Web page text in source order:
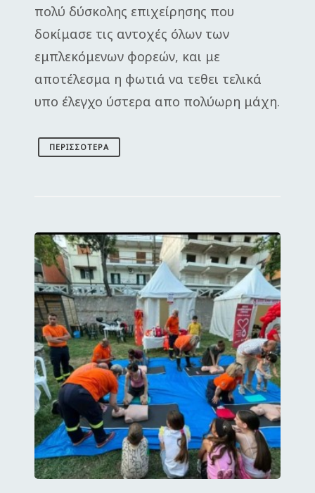
πολύ δύσκολης επιχείρησης που
δοκίμασε τις αντοχές όλων των
εμπλεκόμενων φορεών, και με
αποτέλεσμα η φωτιά να τεθει τελικά
υπο έλεγχο ύστερα απο πολύωρη μάχη.
ΠΕΡΙΣΣΌΤΕΡΑ